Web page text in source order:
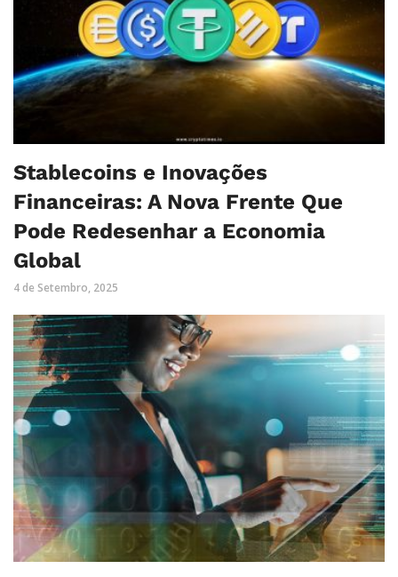
Stablecoins e Inovações
Financeiras: A Nova Frente Que
Pode Redesenhar a Economia
Global
4 de Setembro, 2025